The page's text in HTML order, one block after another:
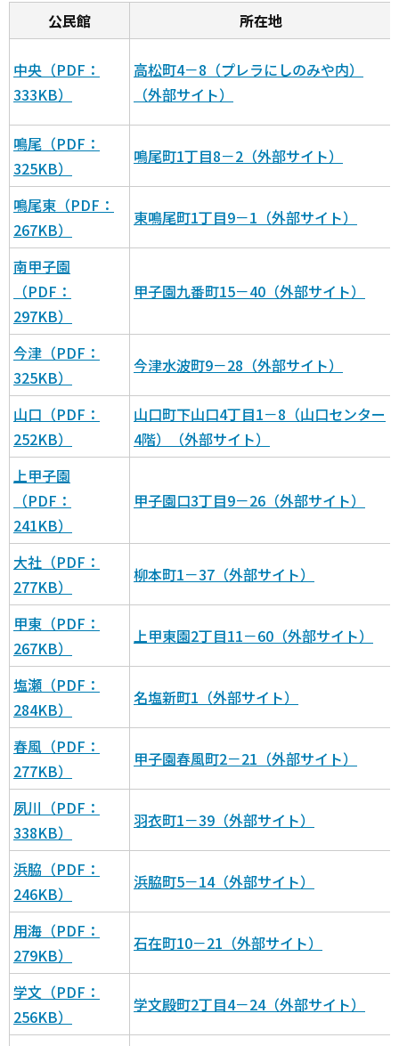
公民館 所在地
中央（PDF：
333KB）
高松町4－8（プレラにしのみや内）
（外部サイト）
鳴尾（PDF：
325KB）
鳴尾町1丁目8－2（外部サイト）
鳴尾東（PDF：
267KB）
東鳴尾町1丁目9－1（外部サイト）
南甲子園
（PDF：
297KB）
甲子園九番町15－40（外部サイト）
今津（PDF：
325KB）
今津水波町9－28（外部サイト）
山口（PDF：
252KB）
山口町下山口4丁目1－8（山口センター
4階）（外部サイト）
上甲子園
（PDF：
241KB）
甲子園口3丁目9－26（外部サイト）
大社（PDF：
277KB）
柳本町1－37（外部サイト）
甲東（PDF：
267KB）
上甲東園2丁目11－60（外部サイト）
塩瀬（PDF：
284KB）
名塩新町1（外部サイト）
春風（PDF：
277KB）
甲子園春風町2－21（外部サイト）
夙川（PDF：
338KB）
羽衣町1－39（外部サイト）
浜脇（PDF：
246KB）
浜脇町5－14（外部サイト）
用海（PDF：
279KB）
石在町10－21（外部サイト）
学文（PDF：
256KB）
学文殿町2丁目4－24（外部サイト）